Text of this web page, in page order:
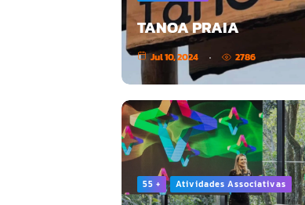
TANOA PRAIA
Jul 10, 2024 2786
55 + Atividades Associativas